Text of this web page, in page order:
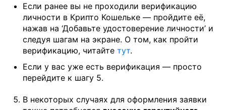
Если ранее вы не проходили верификацию
личности в Крипто Кошельке — пройдите её,
нажав на ‘Добавьте удостоверение личности’ и
следуя шагам на экране. О том, как пройти
верификацию, читайте тут.
Если у вас уже есть верификация — просто
перейдите к шагу 5.
В некоторых случаях для оформления заявки